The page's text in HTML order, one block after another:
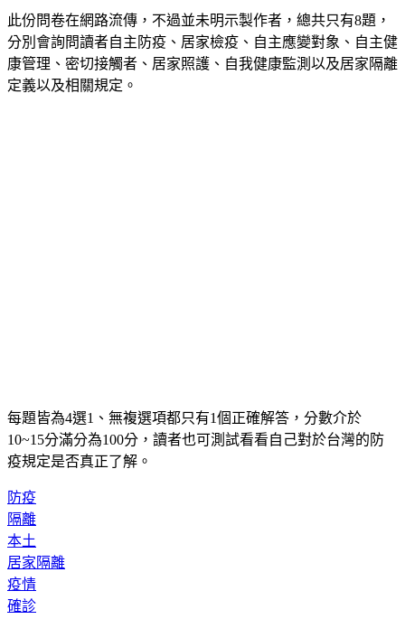
分別會詢問讀者自主防疫、居家檢疫、自主應變對象、自主健
康管理、密切接觸者、居家照護、自我健康監測以及居家隔離
定義以及相關規定。
10~15分滿分為100分，讀者也可測試看看自己對於台灣的防
疫規定是否真正了解。
隔離
本土
居家隔離
疫情
確診
指揮中心